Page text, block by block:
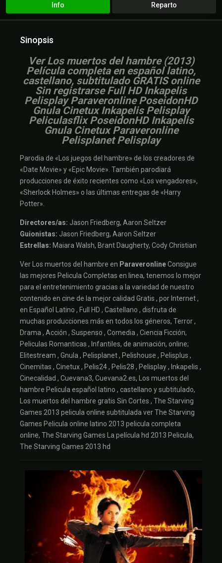
Info Reparto
Sinopsis
Ver Los muertos del hambre (2013)
Película completa en español latino,
castellano, subtitulado GRATIS online
Sin registrarse Full HD Inkapelis
Pelisplay Paraveronline PoseidonHD
Gnula Cinetux Inkapelis Pelisplay
Peliculasflix PoseidonHD Inkapelis
Gnula Cinetux Paraveronline
Pelisplanet Pelisplay
Parodia de «Los juegos del hambre» de los creadores de
«Date Movie» y «Epic Movie». También parodiará
producciones de éxito recientes como «Los vengadores»,
«Sherlock Holmes» o las últimas entregas de «Harry
Potter».
Directores/as: Jason Friedberg, Aaron Seltzer
Guionistas: Jason Friedberg, Aaron Seltzer
Estrellas: Maiara Walsh, Brant Daugherty, Cody Christian
Ver Los muertos del hambre en ParaveronlineConsigue
las mejores Pelicula Completas en linea, tenemos lo mejor
para el entretenimiento gracias a la variedad de nuestro
contenido en cine de la mejor calidad Gratis , por Internet ,
en Español Latino , Full HD , Castellano , disfruta de
muchas producciones más en todos los géneros, Terror ,
Drama , Acción , Suspenso , Comedia , Ciencia Ficción,
Peliculas Romanticas , Infantiles, de animación, online;
Elitestream , Gnula , Pelisplanet , Pelishouse , Pelisplus ,
Cinemitas , Cinetux , Pelis24 , Pelis28 , Pelisplay , Inkapelis ,
Cinecalidad , Cuevana3, Cuevana2.es, Los muertos del
hambre Pelicula español latino , castellano y subtitulado,
Los muertos del hambre gratis Sin Cortes , The Starving
Games 2013 pelicula online subtitulada ver The Starving
Games Pelicula online latino 2013 pelicula completa
online, The Starving Games La película hd 2013 Pelicula,
The Starving Games 2013 hd